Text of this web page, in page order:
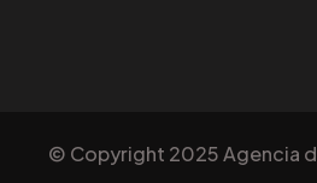
© Copyright 2025 Agencia